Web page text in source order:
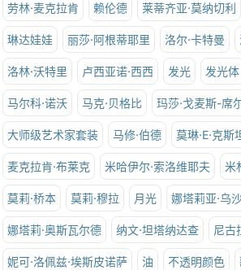
劳林·麦克拉肯 赖伦德 莱蒂齐亚·莫纳切利
琳达娃娃 丽莎·阿根蒂耶里 洛尔·卡特曼
洛林·沃特里 卢西亚诺·西西 发光 发光体
马尔科·诺沃 马克·贝格比 玛莎·戈麦斯-席
大师级艺术家套装 马修·伯德 莫琳·E·克斯
麦克拉肯·布莱克 米哈伊尔·索洛维耶夫 米
莫莉·桥本 莫莉·穆拉 月光 娜塔莉亚·乌
娜塔莉·奥斯瓦尔德 纳文·坦塔纳达查 尼古
妮可·洛佩兹·埃斯皮诺萨 油 不透明颜色